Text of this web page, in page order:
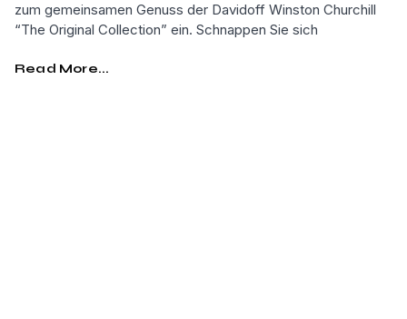
zum gemeinsamen Genuss der Davidoff Winston Churchill
“The Original Collection” ein. Schnappen Sie sich
Read More...